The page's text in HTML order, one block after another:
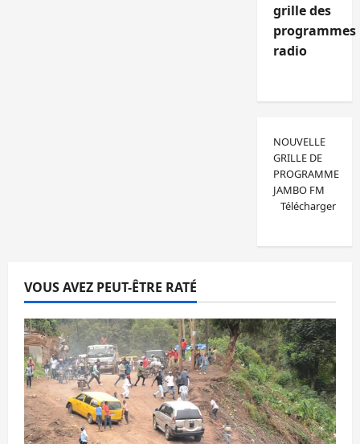
grille des
programmes
radio
NOUVELLE
GRILLE DE
PROGRAMME
JAMBO FM
Télécharger
VOUS AVEZ PEUT-ÊTRE RATÉ